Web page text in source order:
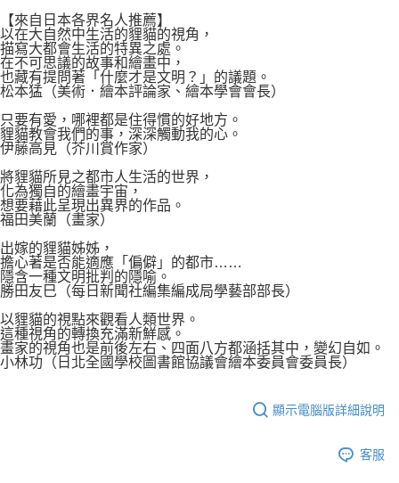
【來自日本各界名人推薦】
以在大自然中生活的貍貓的視角，
描寫大都會生活的特異之處。
在不可思議的故事和繪畫中，
也藏有提問著「什麼才是文明？」的議題。
松本猛（美術．繪本評論家、繪本學會會長）
只要有愛，哪裡都是住得慣的好地方。
貍貓教會我們的事，深深觸動我的心。
伊藤高見（芥川賞作家）
將貍貓所見之都市人生活的世界，
化為獨自的繪畫宇宙，
想要藉此呈現出異界的作品。
福田美蘭（畫家）
出嫁的貍貓姊姊，
擔心著是否能適應「偏僻」的都市……
隱含一種文明批判的隱喻。
勝田友巳（每日新聞社編集編成局學藝部部長）
以貍貓的視點來觀看人類世界。
這種視角的轉換充滿新鮮感。
畫家的視角也是前後左右、四面八方都涵括其中，變幻自如。
小林功（日北全國學校圖書館協議會繪本委員會委員長）
顯示電腦版詳細說明
客服